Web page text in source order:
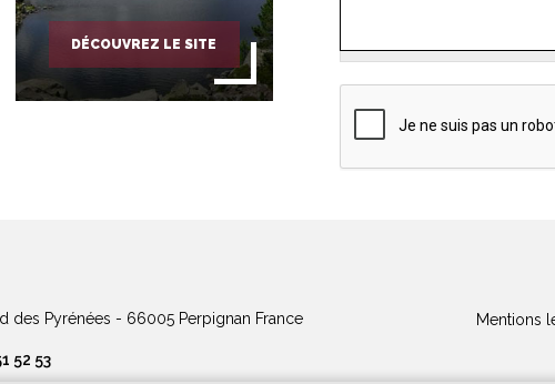
DÉCOUVREZ LE SITE
des Pyrénées - 66005 Perpignan France
52 53
Mentions